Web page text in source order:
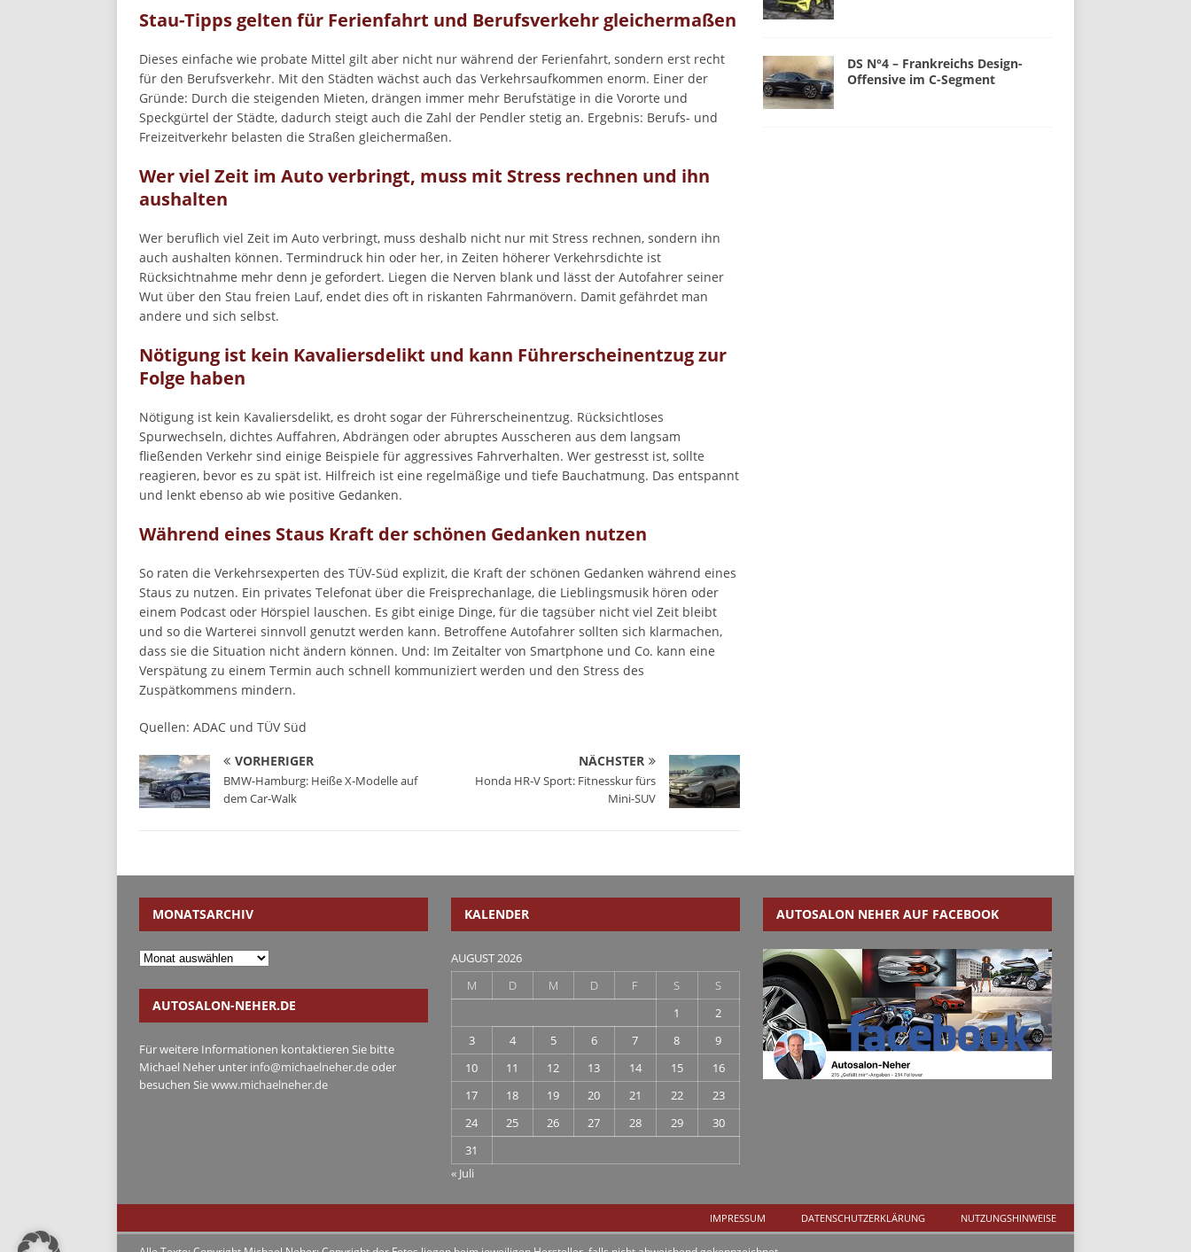
Stau-Tipps gelten für Ferienfahrt und Berufsverkehr gleichermaßen
Dieses einfache wie probate Mittel gilt aber nicht nur während der Ferienfahrt, sondern erst recht
für den Berufsverkehr. Mit den Städten wächst auch das Verkehrsaufkommen enorm. Einer der
Gründe: Durch die steigenden Mieten, drängen immer mehr Berufstätige in die Vororte und
Speckgürtel der Städte, dadurch steigt auch die Zahl der Pendler stetig an. Ergebnis: Berufs- und
Freizeitverkehr belasten die Straßen gleichermaßen.
Wer viel Zeit im Auto verbringt, muss mit Stress rechnen und ihn
aushalten
Wer beruflich viel Zeit im Auto verbringt, muss deshalb nicht nur mit Stress rechnen, sondern ihn
auch aushalten können. Termindruck hin oder her, in Zeiten höherer Verkehrsdichte ist
Rücksichtnahme mehr denn je gefordert. Liegen die Nerven blank und lässt der Autofahrer seiner
Wut über den Stau freien Lauf, endet dies oft in riskanten Fahrmanövern. Damit gefährdet man
andere und sich selbst.
Nötigung ist kein Kavaliersdelikt und kann Führerscheinentzug zur
Folge haben
Nötigung ist kein Kavaliersdelikt, es droht sogar der Führerscheinentzug. Rücksichtloses
Spurwechseln, dichtes Auffahren, Abdrängen oder abruptes Ausscheren aus dem langsam
fließenden Verkehr sind einige Beispiele für aggressives Fahrverhalten. Wer gestresst ist, sollte
reagieren, bevor es zu spät ist. Hilfreich ist eine regelmäßige und tiefe Bauchatmung. Das entspannt
und lenkt ebenso ab wie positive Gedanken.
Während eines Staus Kraft der schönen Gedanken nutzen
So raten die Verkehrsexperten des TÜV-Süd explizit, die Kraft der schönen Gedanken während eines
Staus zu nutzen. Ein privates Telefonat über die Freisprechanlage, die Lieblingsmusik hören oder
einem Podcast oder Hörspiel lauschen. Es gibt einige Dinge, für die tagsüber nicht viel Zeit bleibt
und so die Warterei sinnvoll genutzt werden kann. Betroffene Autofahrer sollten sich klarmachen,
dass sie die Situation nicht ändern können. Und: Im Zeitalter von Smartphone und Co. kann eine
Verspätung zu einem Termin auch schnell kommuniziert werden und den Stress des
Zuspätkommens mindern.
Quellen: ADAC und TÜV Süd
VORHERIGER
BMW-Hamburg: Heiße X-Modelle auf
dem Car-Walk
NÄCHSTER
Honda HR-V Sport: Fitnesskur fürs
Mini-SUV
DS N°4 – Frankreichs Design-
Offensive im C-Segment
MONATSARCHIV
AUTOSALON-NEHER.DE
Für weitere Informationen kontaktieren Sie bitte
Michael Neher unter info@michaelneher.deoder
besuchen Siewww.michaelneher.de
KALENDER
AUGUST 2026
M
D M D F S
S
1
2
3
4 5 6 7 8
9
10
11 12 13 14 15
16
17
18 19 20 21 22
23
24
25 26 27 28 29
30
31
« Juli
AUTOSALON NEHER AUF FACEBOOK
IMPRESSUM DATENSCHUTZERKLÄRUNG NUTZUNGSHINWEISE